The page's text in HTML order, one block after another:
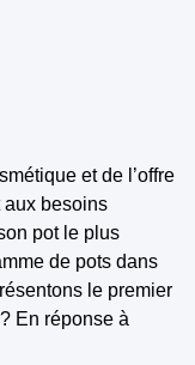
et de l’offre
besoins
pot le plus
de pots dans
le premier
En réponse à